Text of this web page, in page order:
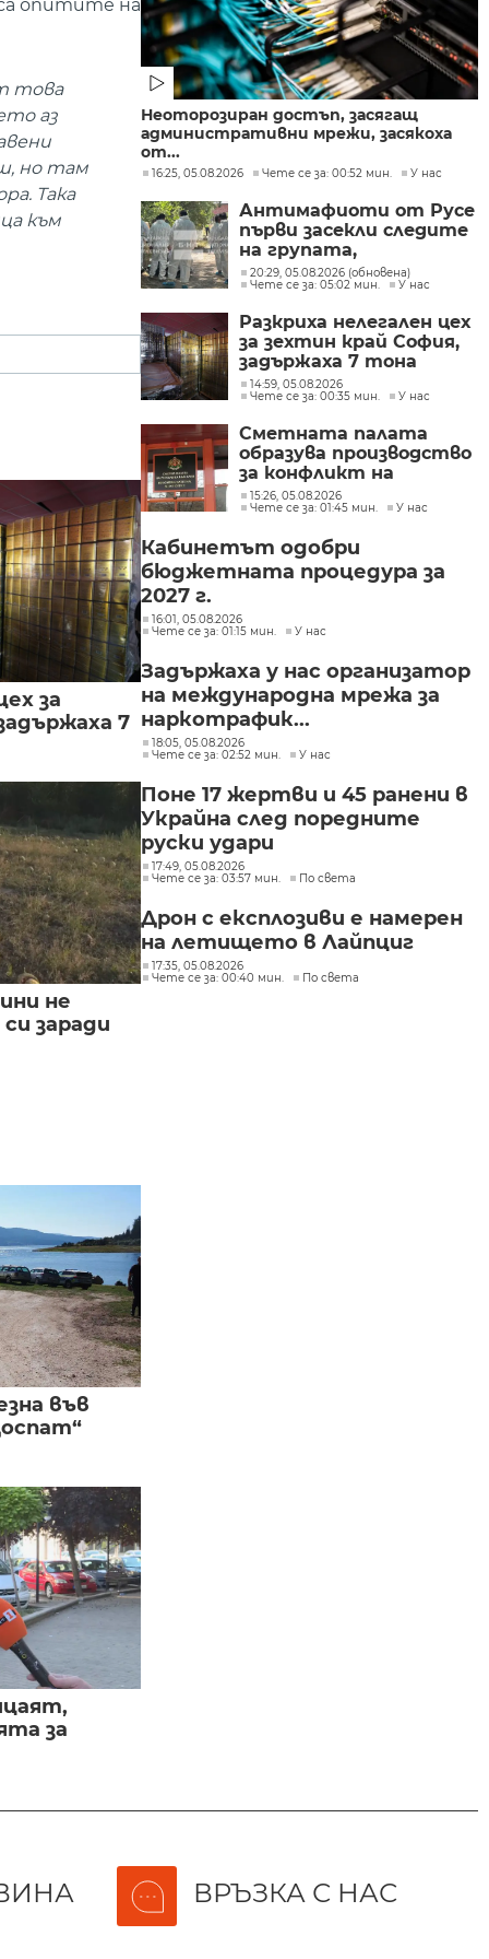
опитите на
това
аз
но там
Така
към
за
7
не
заради
във
за
Неоторозиран достъп, засягащ
административни мрежи, засякоха
от...
16:25, 05.08.2026 Чете се за: 00:52 мин. У нас
Антимафиоти от Русе
първи засекли следите
на групата,
произвеждала
фентанил в София
20:29, 05.08.2026 (обновена)
Чете се за: 05:02 мин.
У нас
Разкриха нелегален цех
за зехтин край София,
задържаха 7 тона
продукт без марка
14:59, 05.08.2026
Чете се за: 00:35 мин.
У нас
Сметната палата
образува производство
за конфликт на
интереси при Делян
Пеевски
15:26, 05.08.2026
Чете се за: 01:45 мин.
У нас
Кабинетът одобри
бюджетната процедура за
2027 г.
16:01, 05.08.2026
Чете се за: 01:15 мин.
У нас
Задържаха у нас организатор
на международна мрежа за
наркотрафик...
18:05, 05.08.2026
Чете се за: 02:52 мин.
У нас
Поне 17 жертви и 45 ранени в
Украйна след поредните
руски удари
17:49, 05.08.2026
Чете се за: 03:57 мин.
По света
Дрон с експлозиви е намерен
на летището в Лайпциг
17:35, 05.08.2026
Чете се за: 00:40 мин.
По света
ВРЪЗКА С НАС